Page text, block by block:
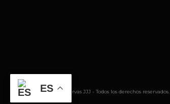
@ 2026 Conservas JJJ - Todos los derechos reservados.
ES